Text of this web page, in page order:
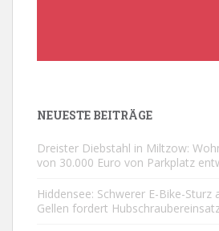
NEUESTE BEITRÄGE
Dreister Diebstahl in Miltzow:
von 30.000 Euro von Parkplatz
Hiddensee: Schwerer E-Bike-
Gellen fordert